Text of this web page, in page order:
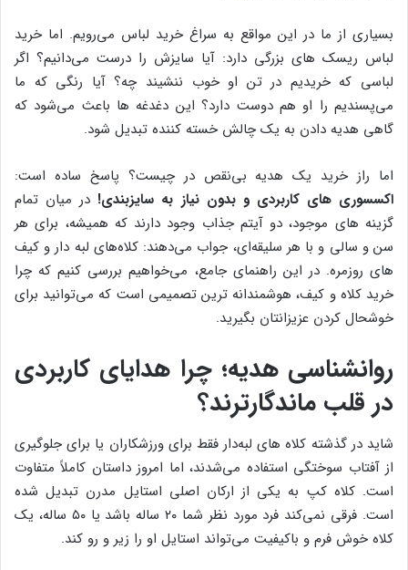
بسیاری از ما در این مواقع به سراغ خرید لباس می‌رویم. اما خرید
لباس ریسک های بزرگی دارد: آیا سایزش را درست می‌دانیم؟ اگر
لباسی که خریدیم در تن او خوب ننشیند چه؟ آیا رنگی که ما
می‌پسندیم را او هم دوست دارد؟ این دغدغه ها باعث می‌شود که
گاهی هدیه دادن به یک چالش خسته کننده تبدیل شود.
اما راز خرید یک هدیه بی‌نقص در چیست؟ پاسخ ساده است:
اکسسوری های کاربردی و بدون نیاز به سایزبندی! در میان تمام
گزینه های موجود، دو آیتم جذاب وجود دارند که همیشه، برای هر
سن و سالی و با هر سلیقه‌ای، جواب می‌دهند: کلاه‌های لبه دار و کیف
های روزمره. در این راهنمای جامع، می‌خواهیم بررسی کنیم که چرا
خرید کلاه و کیف، هوشمندانه ترین تصمیمی است که می‌توانید برای
خوشحال کردن عزیزانتان بگیرید.
روانشناسی هدیه؛ چرا هدایای کاربردی
در قلب ماندگارترند؟
شاید در گذشته کلاه های لبه‌دار فقط برای ورزشکاران یا برای جلوگیری
از آفتاب سوختگی استفاده می‌شدند، اما امروز داستان کاملاً متفاوت
است. کلاه کپ به یکی از ارکان اصلی استایل مدرن تبدیل شده
است. فرقی نمی‌کند فرد مورد نظر شما ۲۰ ساله باشد یا ۵۰ ساله، یک
کلاه خوش فرم و باکیفیت می‌تواند استایل او را زیر و رو کند.